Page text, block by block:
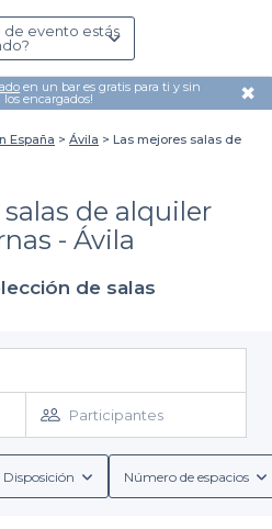
de evento estás
en un bar es gratis para ti y sin
encargados! ✖
España Ávila
Las mejores salas de
de alquiler
- Ávila
de salas
Participantes
Disposición Número de espacios